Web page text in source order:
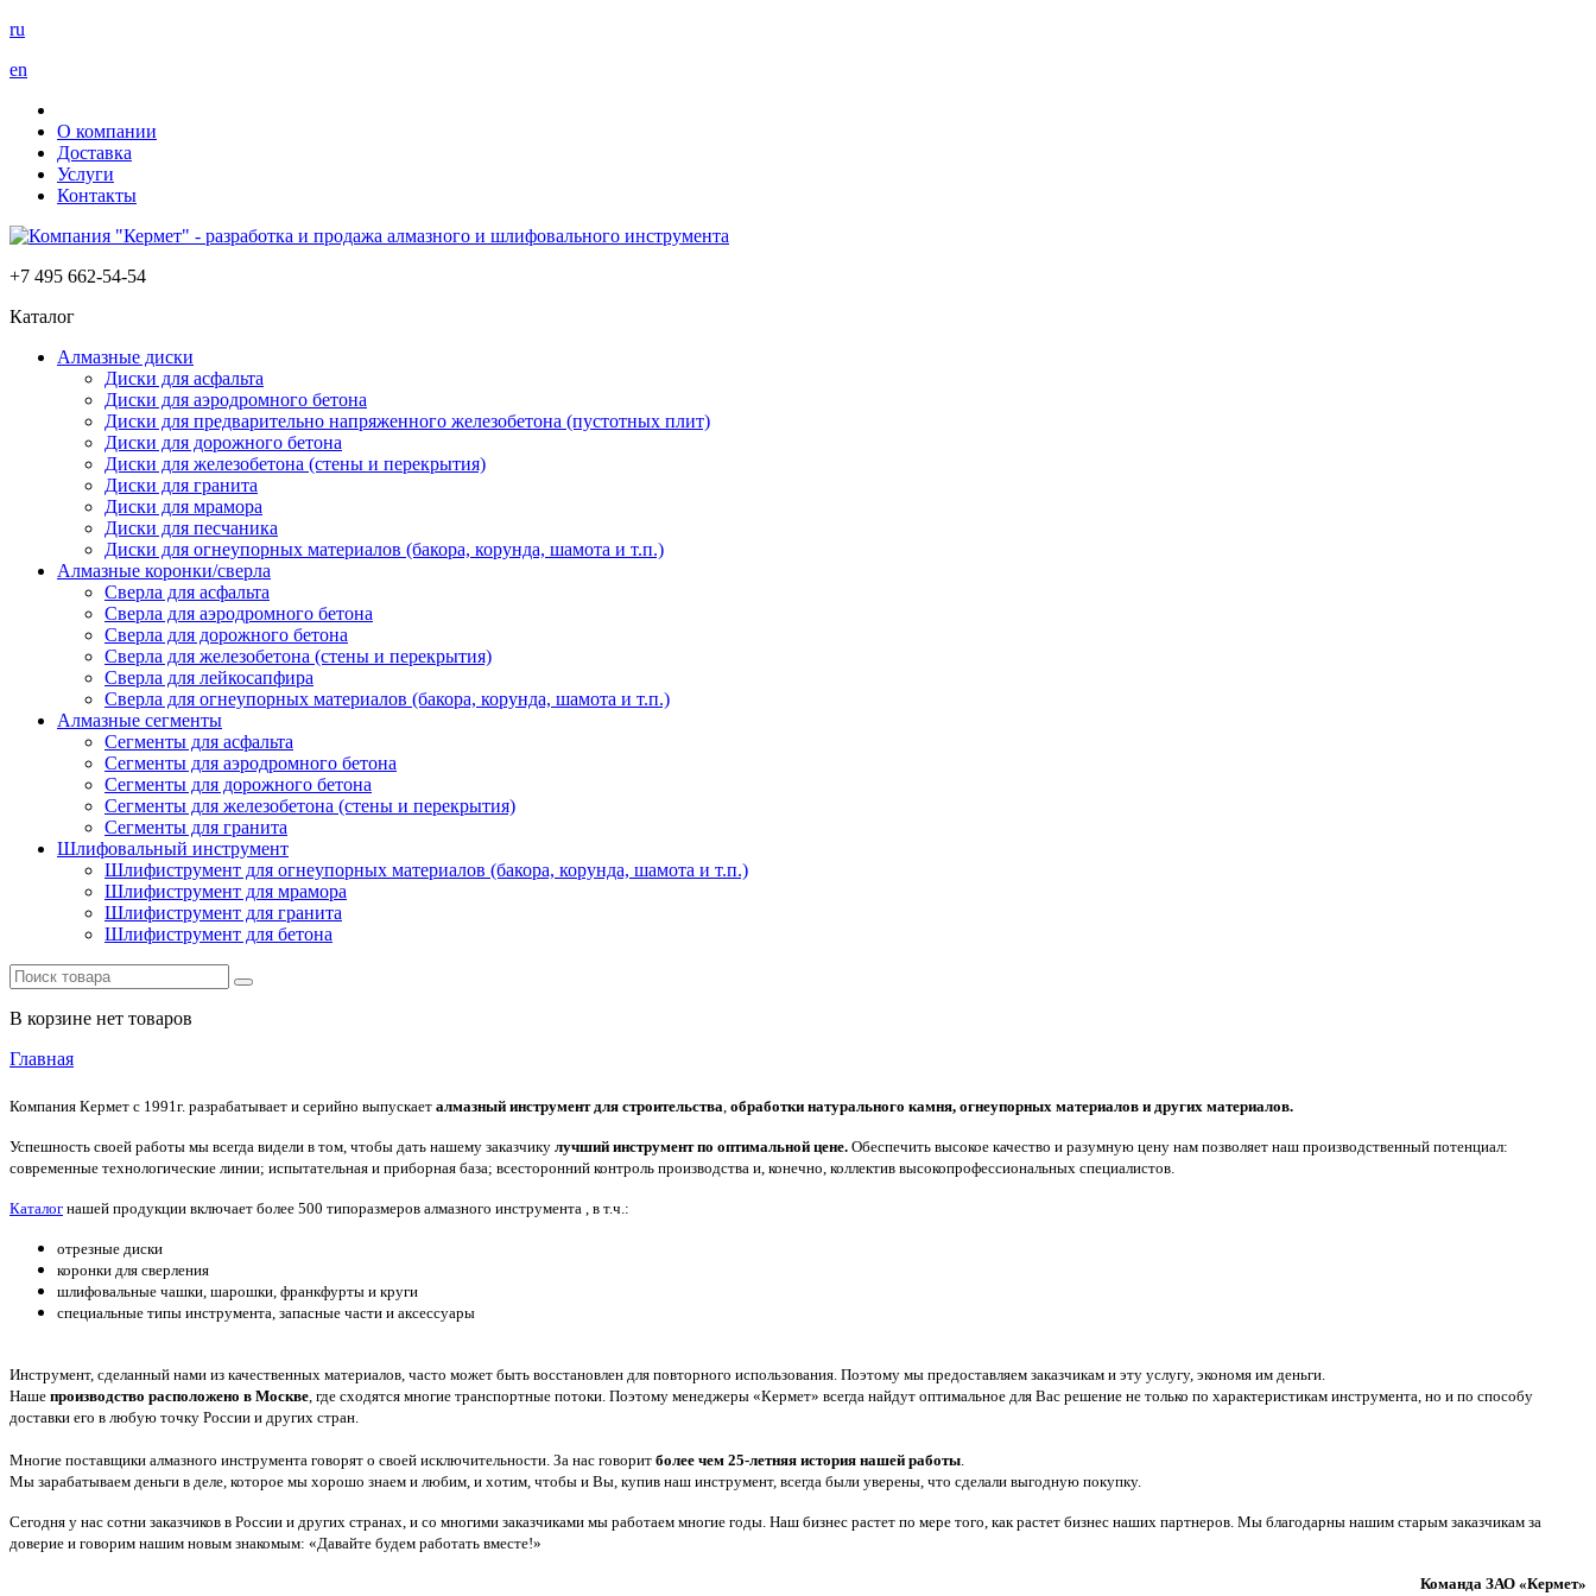
ru
en
О компании
Доставка
Услуги
Контакты
+7 495 662-54-54
Каталог
Алмазные диски
Диски для асфальта
Диски для аэродромного бетона
Диски для предварительно напряженного железобетона (пустотных плит)
Диски для дорожного бетона
Диски для железобетона (стены и перекрытия)
Диски для гранита
Диски для мрамора
Диски для песчаника
Диски для огнеупорных материалов (бакора, корунда, шамота и т.п.)
Алмазные коронки/сверла
Сверла для асфальта
Сверла для аэродромного бетона
Сверла для дорожного бетона
Сверла для железобетона (стены и перекрытия)
Сверла для лейкосапфира
Сверла для огнеупорных материалов (бакора, корунда, шамота и т.п.)
Алмазные сегменты
Сегменты для асфальта
Cегменты для аэродромного бетона
Cегменты для дорожного бетона
Сегменты для железобетона (стены и перекрытия)
Сегменты для гранита
Шлифовальный инструмент
Шлифиструмент для огнеупорных материалов (бакора, корунда, шамота и т.п.)
Шлифиструмент для мрамора
Шлифиструмент для гранита
Шлифиструмент для бетона
В корзине нет товаров
Главная
Компания Кермет с 1991г. разрабатывает и серийно выпускает алмазный инструмент для строительства, обработки натурального камня, огнеупорных материалов и других материалов.
Успешность своей работы мы всегда видели в том, чтобы дать нашему заказчику лучший инструмент по оптимальной цене. Обеспечить высокое качество и разумную цену нам позволяет наш производственный потенциал:
современные технологические линии; испытательная и приборная база; всесторонний контроль производства и, конечно, коллектив высокопрофессиональных специалистов.
Каталог нашей продукции включает более 500 типоразмеров алмазного инструмента , в т.ч.:
отрезные диски
коронки для сверления
шлифовальные чашки, шарошки, франкфурты и круги
специальные типы инструмента, запасные части и аксессуары
Инструмент, сделанный нами из качественных материалов, часто может быть восстановлен для повторного использования. Поэтому мы предоставляем заказчикам и эту услугу, экономя им деньги.
Наше производство расположено в Москве, где сходятся многие транспортные потоки. Поэтому менеджеры «Кермет» всегда найдут оптимальное для Вас решение не только по характеристикам инструмента, но и по способу
доставки его в любую точку России и других стран.
Многие поставщики алмазного инструмента говорят о своей исключительности. За нас говорит более чем 25-летняя история нашей работы.
Мы зарабатываем деньги в деле, которое мы хорошо знаем и любим, и хотим, чтобы и Вы, купив наш инструмент, всегда были уверены, что сделали выгодную покупку.
Сегодня у нас сотни заказчиков в России и других странах, и со многими заказчиками мы работаем многие годы. Наш бизнес растет по мере того, как растет бизнес наших партнеров. Мы благодарны нашим старым заказчикам за
доверие и говорим нашим новым знакомым: «Давайте будем работать вместе!»
Команда ЗАО «Кермет»